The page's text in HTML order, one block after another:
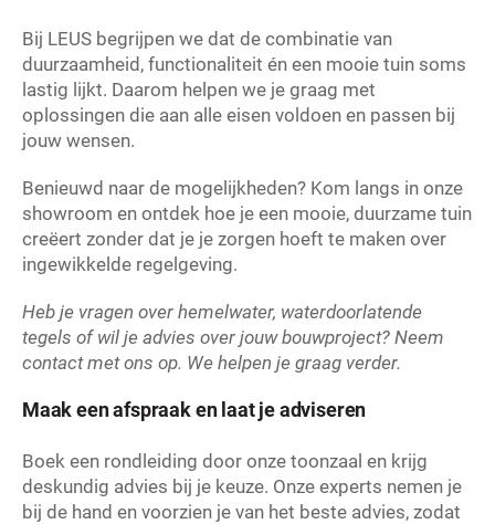
Bij LEUS begrijpen we dat de combinatie van
duurzaamheid, functionaliteit én een mooie tuin soms
lastig lijkt. Daarom helpen we je graag met
oplossingen die aan alle eisen voldoen en passen bij
jouw wensen.
Benieuwd naar de mogelijkheden? Kom langs in onze
showroom en ontdek hoe je een mooie, duurzame tuin
creëert zonder dat je je zorgen hoeft te maken over
ingewikkelde regelgeving.
Heb je vragen over hemelwater, waterdoorlatende
tegels of wil je advies over jouw bouwproject? Neem
contact met ons op. We helpen je graag verder.
Maak een afspraak en laat je adviseren
Boek een rondleiding door onze toonzaal en krijg
deskundig advies bij je keuze. Onze experts nemen je
bij de hand en voorzien je van het beste advies, zodat